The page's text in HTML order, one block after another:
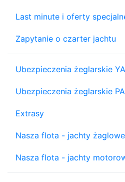
Last minute i oferty
Zapytanie o czarter jachtu
Ubezpieczenia żeglarskie
Ubezpieczenia żeglarskie
Extrasy
Nasza flota - jachty żaglowe
Nasza flota - jachty